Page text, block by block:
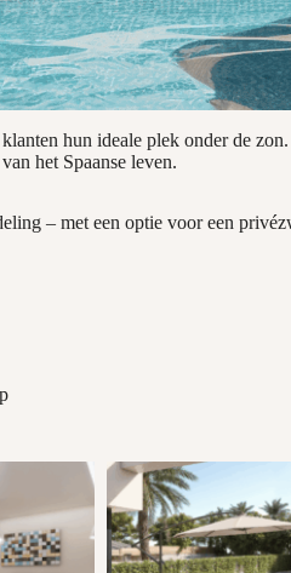
hun ideale plek onder de
het Spaanse leven.
– met een optie voor een